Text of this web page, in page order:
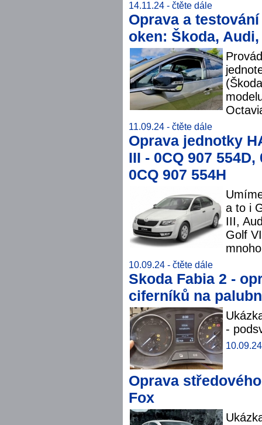
14.11.24 - čtěte dále
Oprava a
oken: Škoda, Audi,
11.09.24 - čtěte dále
Oprava jednotky
III - 0CQ 907 554D,
0CQ 907 554H
a to i
III,
Golf
10.09.24 - čtěte dále
Skoda Fabia 2 -
ciferníků na
-
Oprava
Fox